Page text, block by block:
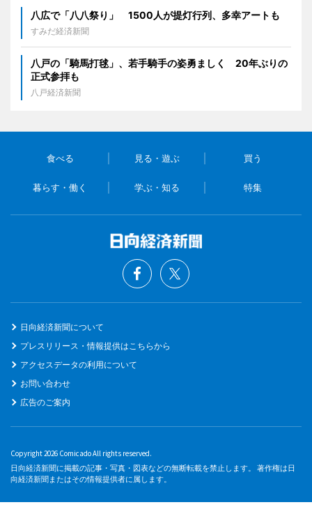
八広で「八八祭り」 1500人が提灯行列、多幸アートも
すみだ経済新聞
八戸の「騎馬打毬」、若手騎手の姿勇ましく 20年ぶりの
正式参拝も
八戸経済新聞
食べる 見る・遊ぶ 買う
暮らす・働く 学ぶ・知る 特集
日向経済新聞について
プレスリリース・情報提供はこちらから
アクセスデータの利用について
お問い合わせ
広告のご案内
Copyright 2026 Comicado All rights reserved.
日向経済新聞に掲載の記事・写真・図表などの無断転載を禁止します。 著作権は日
向経済新聞またはその情報提供者に属します。